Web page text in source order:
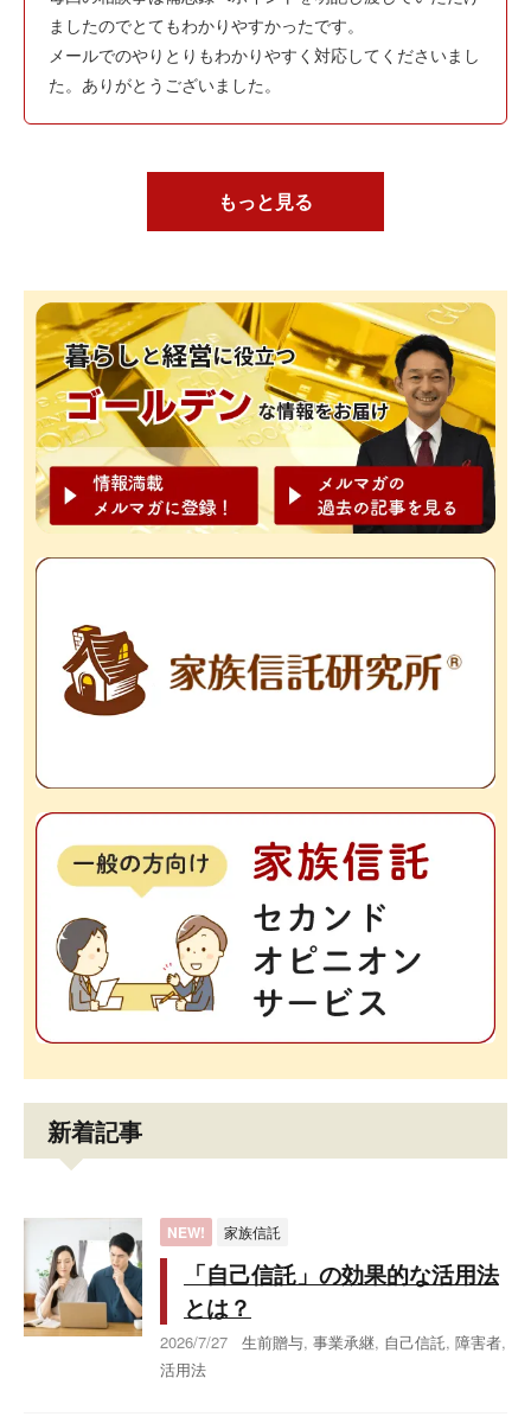
ましたのでとてもわかりやすかったです。
メールでのやりとりもわかりやすく対応してくださいまし
た。ありがとうございました。
もっと見る
新着記事
NEW! 家族信託
「自己信託」の効果的な活用法
とは？
2026/7/27 生前贈与, 事業承継, 自己信託, 障害者,
活用法